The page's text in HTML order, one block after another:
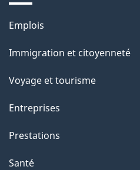
Thèmes
sujets
Emplois
Immigration et citoyenneté
Voyage et tourisme
Entreprises
Prestations
Santé